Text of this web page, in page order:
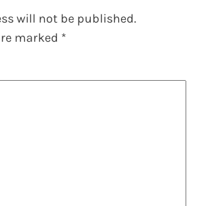
will not be published.
marked *